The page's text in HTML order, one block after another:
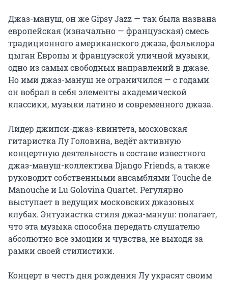
Джаз-мануш, он же Gipsy Jazz — так была названа
европейская (изначально — французская) смесь
традиционного американского джаза, фольклора
цыган Европы и французской уличной музыки,
одно из самых свободных направлений в джазе.
Но ими джаз-мануш не ограничился — с годами
он вобрал в себя элементы академической
классики, музыки латино и современного джаза.
Лидер джипси-джаз-квинтета, московская
гитаристка Лу Головина, ведёт активную
концертную деятельность в составе известного
джаз-мануш-коллектива Django Friends, а также
руководит собственными ансамблями Touche de
Manouche и Lu Golovina Quartet. Регулярно
выступает в ведущих московских джазовых
клубах. Энтузиастка стиля джаз-мануш: полагает,
что эта музыка способна передать слушателю
абсолютно все эмоции и чувства, не выходя за
рамки своей стилистики.
Концерт в честь дня рождения Лу украсят своим